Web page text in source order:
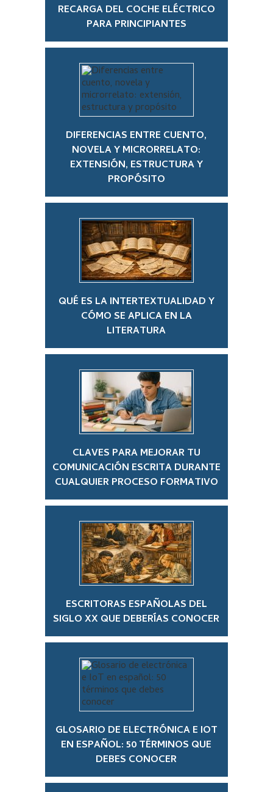
RECARGA DEL COCHE ELÉCTRICO
PARA PRINCIPIANTES
DIFERENCIAS ENTRE CUENTO,
NOVELA Y MICRORRELATO:
EXTENSIÓN, ESTRUCTURA Y
PROPÓSITO
QUÉ ES LA INTERTEXTUALIDAD Y
CÓMO SE APLICA EN LA
LITERATURA
CLAVES PARA MEJORAR TU
COMUNICACIÓN ESCRITA DURANTE
CUALQUIER PROCESO FORMATIVO
ESCRITORAS ESPAÑOLAS DEL
SIGLO XX QUE DEBERÍAS CONOCER
GLOSARIO DE ELECTRÓNICA E IOT
EN ESPAÑOL: 50 TÉRMINOS QUE
DEBES CONOCER